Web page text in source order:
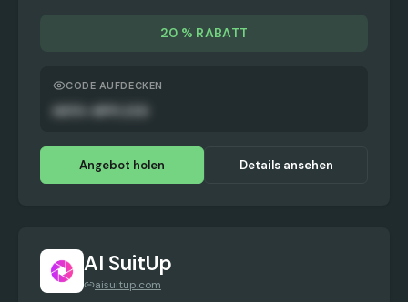
20 % RABATT
CODE AUFDECKEN
Angebot holen Details ansehen
AI SuitUp
aisuitup.com